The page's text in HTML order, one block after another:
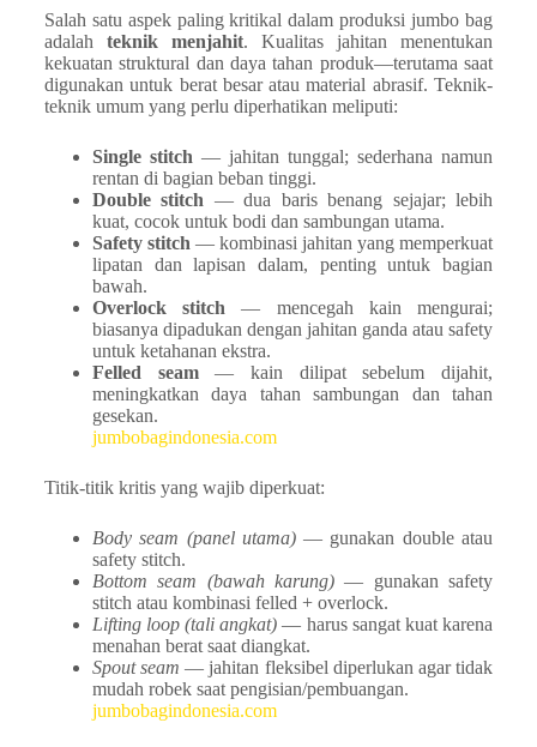
Salah satu aspek paling kritikal dalam produksi jumbo bag
adalah teknik menjahit. Kualitas jahitan menentukan
kekuatan struktural dan daya tahan produk—terutama saat
digunakan untuk berat besar atau material abrasif. Teknik-
teknik umum yang perlu diperhatikan meliputi:
Single stitch — jahitan tunggal; sederhana namun
rentan di bagian beban tinggi.
Double stitch — dua baris benang sejajar; lebih
kuat, cocok untuk bodi dan sambungan utama.
Safety stitch — kombinasi jahitan yang memperkuat
lipatan dan lapisan dalam, penting untuk bagian
bawah.
Overlock stitch — mencegah kain mengurai;
biasanya dipadukan dengan jahitan ganda atau safety
untuk ketahanan ekstra.
Felled seam— kain dilipat sebelum dijahit,
meningkatkan daya tahan sambungan dan tahan
gesekan.
jumbobagindonesia.com
Titik-titik kritis yang wajib diperkuat:
Body seam (panel utama)— gunakan double atau
safety stitch.
Bottom seam (bawah karung) — gunakan safety
stitch atau kombinasi felled + overlock.
Lifting loop (tali angkat) — harus sangat kuat karena
menahan berat saat diangkat.
Spout seam — jahitan fleksibel diperlukan agar tidak
mudah robek saat pengisian/pembuangan.
jumbobagindonesia.com